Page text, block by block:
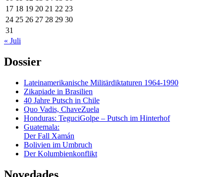
17 18 19 20 21 22 23
24 25 26 27 28 29 30
31
« Juli
Dossier
Lateinamerikanische Militärdiktaturen 1964-1990
Zikapiade in Brasilien
40 Jahre Putsch in Chile
Quo Vadis, ChaveZuela
Honduras: TeguciGolpe – Putsch im Hinterhof
Guatemala:
Der Fall Xamán
Bolivien im Umbruch
Der Kolumbienkonflikt